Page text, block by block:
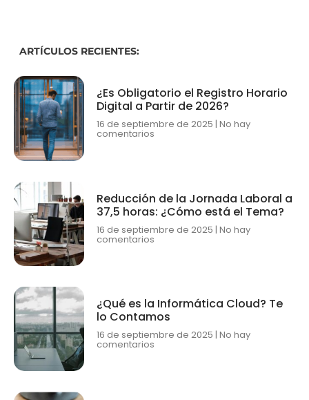
ARTÍCULOS RECIENTES:
¿Es Obligatorio el Registro Horario
Digital a Partir de 2026?
16 de septiembre de 2025 No hay
comentarios
Reducción de la Jornada Laboral a
37,5 horas: ¿Cómo está el Tema?
16 de septiembre de 2025 No hay
comentarios
¿Qué es la Informática Cloud? Te
lo Contamos
16 de septiembre de 2025 No hay
comentarios